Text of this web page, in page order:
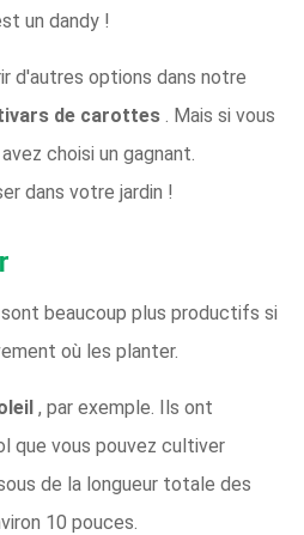
un dandy !
d'autres options dans notre
de carottes
. Mais si vous
choisi un gagnant.
dans votre jardin !
beaucoup plus productifs si
où les planter.
, par exemple. Ils ont
que vous pouvez cultiver
de la longueur totale des
10 pouces.